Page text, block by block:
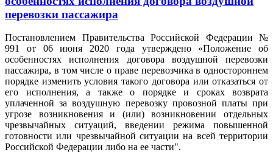
перевозки пассажира
Постановлением Правительства Российской Федерации №
991 от 06 июня 2020 года утверждено «Положение об
особенностях исполнения договора воздушной перевозки
пассажира, в том числе о праве перевозчика в одностороннем
порядке изменить условия такого договора или отказаться от
его исполнения, а также о порядке и сроках возврата
уплаченной за воздушную перевозку провозной платы при
угрозе возникновения и (или) возникновении отдельных
чрезвычайных ситуаций, введении режима повышенной
готовности или чрезвычайной ситуации на всей территории
Российской Федерации либо на ее части".